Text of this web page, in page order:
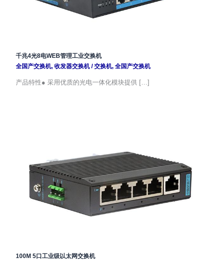
千兆4光8电WEB管理工业交换机
全国产交换机, 收发器交换机/交换机, 全国产交换机
产品特性● 采用优质的光电一体化模块提供 […]
100M 5口工业级以太网交换机